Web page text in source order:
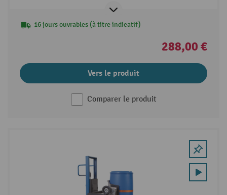
16 jours ouvrables (à titre indicatif)
288,00 €
Vers le produit
Comparer le produit